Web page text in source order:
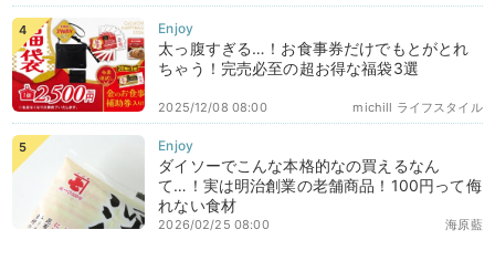
太っ腹すぎる…！お食事券だけでもとがとれ
ちゃう！完売必至の超お得な福袋3選
michill ライフスタイル
2025/12/08 08:00
ダイソーでこんな本格的なの買えるなん
て…！実は明治創業の老舗商品！100円って侮
れない食材
海原藍
2026/02/25 08:00